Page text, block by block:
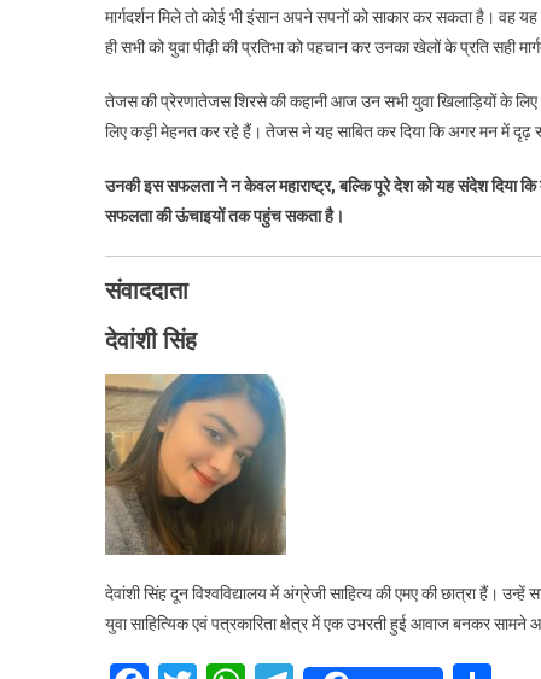
मार्गदर्शन मिले तो कोई भी इंसान अपने सपनों को साकार कर सकता है। वह
ही सभी को युवा पीढ़ी की प्रतिभा को पहचान कर उनका खेलों के प्रति सही
तेजस की प्रेरणा तेजस शिरसे की कहानी आज उन सभी युवा खिलाड़ियों के
लिए कड़ी मेहनत कर रहे हैं। तेजस ने यह साबित कर दिया कि अगर मन में दृढ़
उनकी इस सफलता ने न केवल महाराष्ट्र, बल्कि पूरे देश को यह संदेश दिया
सफलता की ऊंचाइयों तक पहुंच सकता है।
संवाददाता
देवांशी सिंह
देवांशी सिंह दून विश्वविद्यालय में अंग्रेजी साहित्य की एमए की छात्रा हैं।
युवा साहित्यिक एवं पत्रकारिता क्षेत्र में एक उभरती हुई आवाज बनकर सामने